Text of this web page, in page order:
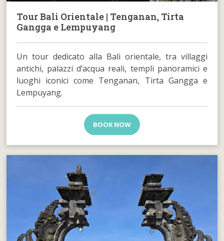
Tour Bali Orientale | Tenganan, Tirta
Gangga e Lempuyang
Un tour dedicato alla Bali orientale, tra villaggi
antichi, palazzi d’acqua reali, templi panoramici e
luoghi iconici come Tenganan, Tirta Gangga e
Lempuyang.
BOOK NOW